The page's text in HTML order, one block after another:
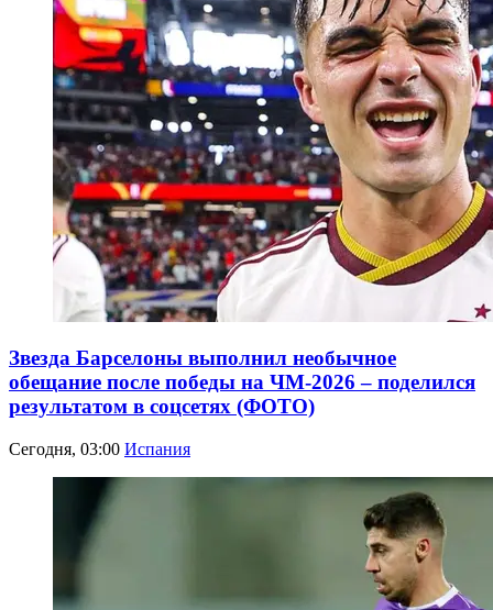
Звезда Барселоны выполнил необычное
обещание после победы на ЧМ-2026 – поделился
результатом в соцсетях (ФОТО)
Сегодня, 03:00 Испания